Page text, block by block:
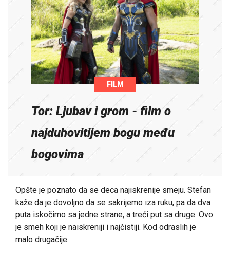
FILM
Tor: Ljubav i grom - film o
najduhovitijem bogu među
bogovima
Opšte je poznato da se deca najiskrenije smeju. Stefan
kaže da je dovoljno da se sakrijemo iza ruku, pa da dva
puta iskočimo sa jedne strane, a treći put sa druge. Ovo
je smeh koji je naiskreniji i najčistiji. Kod odraslih je
malo drugačije.